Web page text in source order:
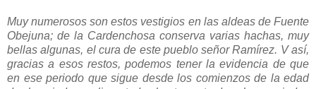
Muy numerosos son estos vestigios en las aldeas de Fuente
Obejuna; de la Cardenchosa conserva varias hachas, muy
bellas algunas, el cura de este pueblo señor Ramírez. V así,
gracias a esos restos, podemos tener la evidencia de que
en ese periodo que sigue desde los comienzos de la edad